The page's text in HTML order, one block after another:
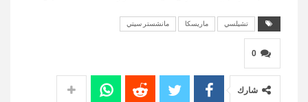
تشيلسي ماريسكا مانشستر سيتي
0
شارك